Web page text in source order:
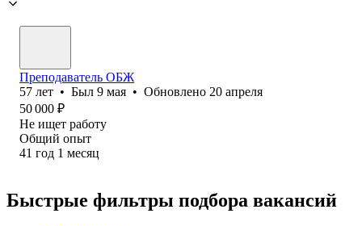
Преподаватель ОБЖ
57 лет • Был 9 мая • Обновлено 20 апреля
50 000 ₽
Не ищет работу
Общий опыт
41 год 1 месяц
Быстрые фильтры подбора вакансий